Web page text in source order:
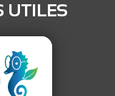
UTILES